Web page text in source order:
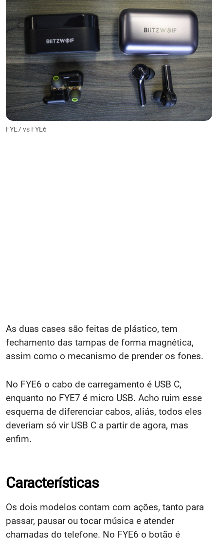
FYE7 vs FYE6
As duas cases são feitas de plástico, tem
fechamento das tampas de forma magnética,
assim como o mecanismo de prender os fones.
No FYE6 o cabo de carregamento é USB C,
enquanto no FYE7 é micro USB. Acho ruim esse
esquema de diferenciar cabos, aliás, todos eles
deveriam só vir USB C a partir de agora, mas
enfim.
Características
Os dois modelos contam com ações, tanto para
passar, pausar ou tocar música e atender
chamadas do telefone. No FYE6 o botão é